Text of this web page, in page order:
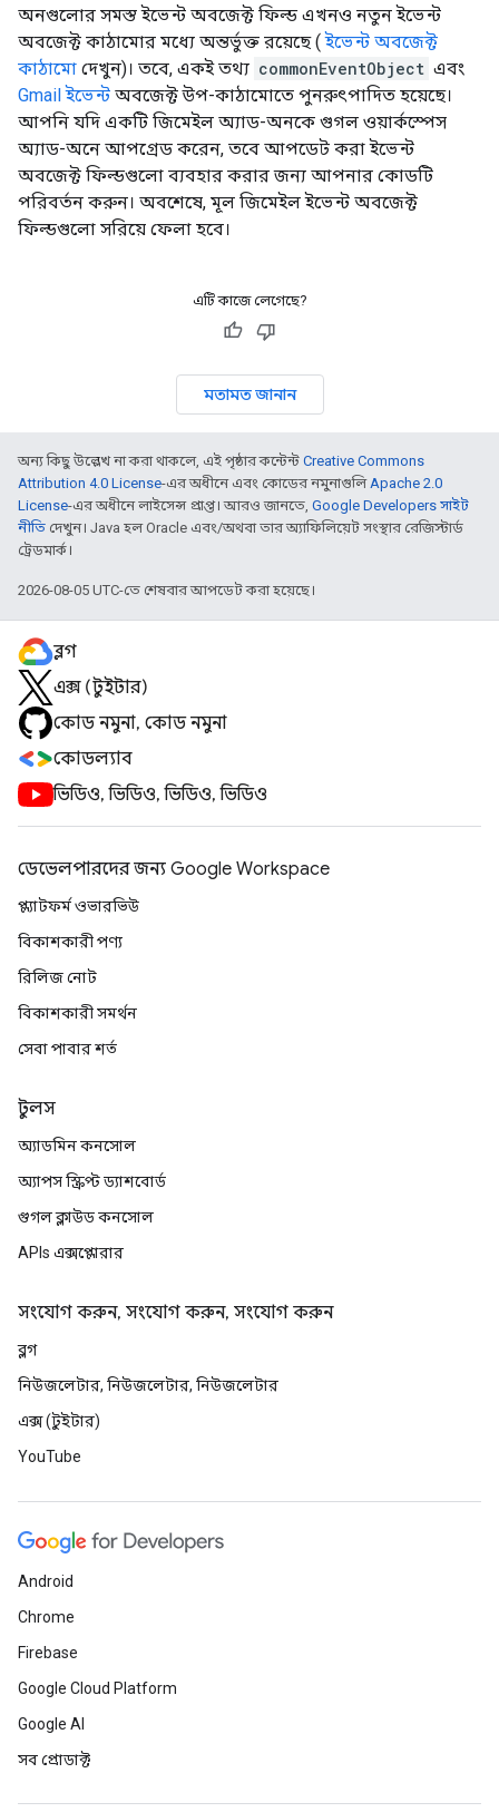
অনগুলোর সমস্ত ইভেন্ট অবজেক্ট ফিল্ড এখনও নতুন ইভেন্ট
অবজেক্ট কাঠামোর মধ্যে অন্তর্ভুক্ত রয়েছে (ইভেন্ট অবজেক্ট
কাঠামো দেখুন)। তবে, একই তথ্য commonEventObject এবং
Gmail ইভেন্ট অবজেক্ট উপ-কাঠামোতে পুনরুৎপাদিত হয়েছে।
আপনি যদি একটি জিমেইল অ্যাড-অনকে গুগল ওয়ার্কস্পেস
অ্যাড-অনে আপগ্রেড করেন, তবে আপডেট করা ইভেন্ট
অবজেক্ট ফিল্ডগুলো ব্যবহার করার জন্য আপনার কোডটি
পরিবর্তন করুন। অবশেষে, মূল জিমেইল ইভেন্ট অবজেক্ট
ফিল্ডগুলো সরিয়ে ফেলা হবে।
এটি কাজে লেগেছে?
মতামত জানান
অন্য কিছু উল্লেখ না করা থাকলে, এই পৃষ্ঠার কন্টেন্ট Creative Commons
Attribution 4.0 License-এর অধীনে এবং কোডের নমুনাগুলিApache 2.0
License-এর অধীনে লাইসেন্স প্রাপ্ত। আরও জানতে, Google Developers সাইট
নীতি দেখুন। Java হল Oracle এবং/অথবা তার অ্যাফিলিয়েট সংস্থার রেজিস্টার্ড
ট্রেডমার্ক।
2026-08-05 UTC-তে শেষবার আপডেট করা হয়েছে।
ব্লগ
এক্স (টুইটার)
কোড নমুনা, কোড নমুনা
কোডল্যাব
ভিডিও, ভিডিও, ভিডিও, ভিডিও
ডেভেলপারদের জন্য Google Workspace
প্ল্যাটফর্ম ওভারভিউ
বিকাশকারী পণ্য
রিলিজ নোট
বিকাশকারী সমর্থন
সেবা পাবার শর্ত
টুলস
অ্যাডমিন কনসোল
অ্যাপস স্ক্রিপ্ট ড্যাশবোর্ড
গুগল ক্লাউড কনসোল
APIs এক্সপ্লোরার
সংযোগ করুন, সংযোগ করুন, সংযোগ করুন
ব্লগ
নিউজলেটার, নিউজলেটার, নিউজলেটার
এক্স (টুইটার)
YouTube
Android
Chrome
Firebase
Google Cloud Platform
Google AI
সব প্রোডাক্ট